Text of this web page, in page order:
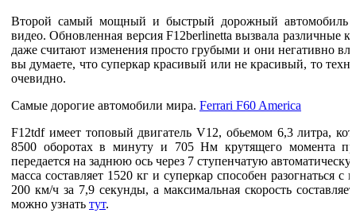
Второй самый мощный и быстрый дорожный автомобиль
видео. Обновленная версия F12berlinetta вызвала различные
даже считают изменения просто грубыми и они негативно
вы думаете, что суперкар красивый или не красивый, то
очевидно.
Самые дорогие автомобили мира. Ferrari F60 America
F12tdf имеет топовый двигатель V12, обьемом 6,3 литра,
8500 оборотах в минуту и 705 Нм крутящего момента
передается на заднюю ось через 7 ступенчатую
масса составляет 1520 кг и суперкар способен разогнаться
200 км/ч за 7,9 секунды, а максимальная скорость
можно узнать тут.